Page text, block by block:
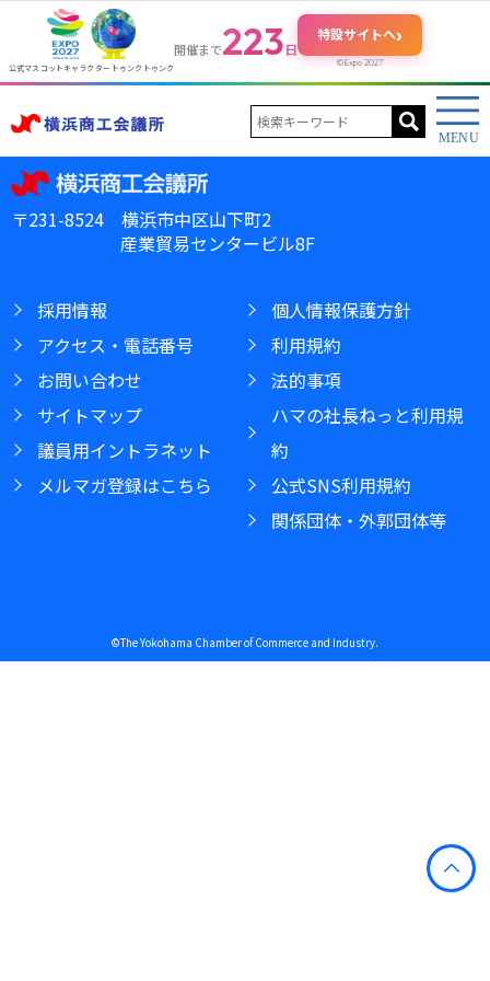
公式マスコットキャラクター トゥンクトゥンク
開催まで223 日
特設サイトへ›
©Expo 2027
〒231-8524 横浜市中区山下町2
産業貿易センタービル8F
採用情報
アクセス・電話番号
お問い合わせ
サイトマップ
議員用イントラネット
メルマガ登録はこちら
個人情報保護方針
利用規約
法的事項
ハマの社長ねっと利用規
約
公式SNS利用規約
関係団体・外郭団体等
©The Yokohama Chamber of Commerce and Industry.